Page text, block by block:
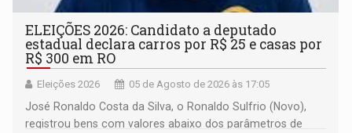
ELEIÇÕES 2026: Candidato a deputado
estadual declara carros por R$ 25 e casas por
R$ 300 em RO
Eleições 2026 05 de Agosto de 2026 às 17:05
José Ronaldo Costa da Silva, o Ronaldo Sulfrio (Novo),
registrou bens com valores abaixo dos parâmetros de